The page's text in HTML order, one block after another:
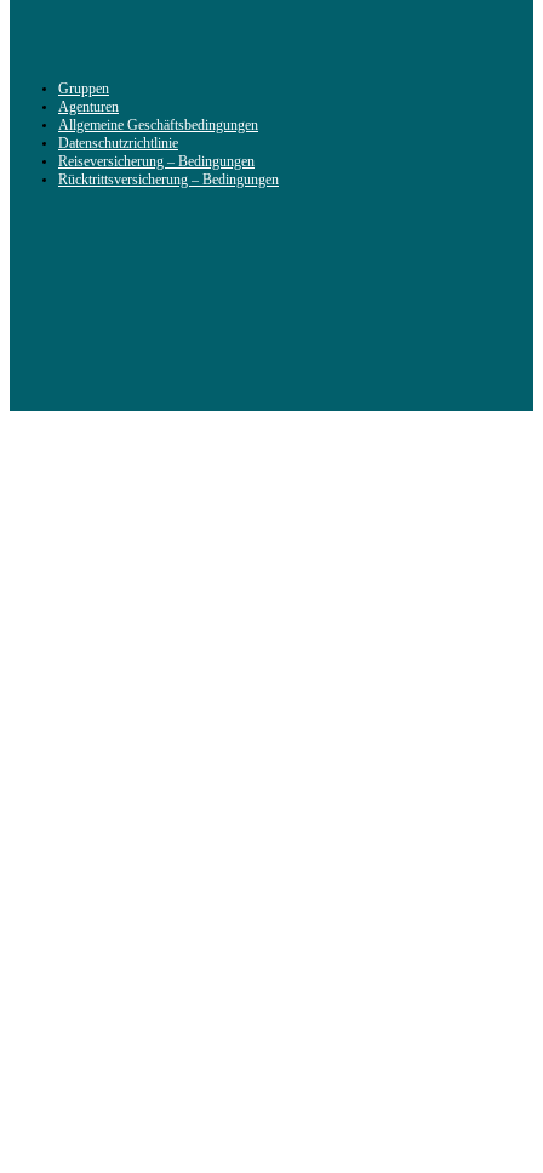
Gruppen
Agenturen
Allgemeine Geschäftsbedingungen
Datenschutzrichtlinie
Reiseversicherung – Bedingungen
Rücktrittsversicherung – Bedingungen